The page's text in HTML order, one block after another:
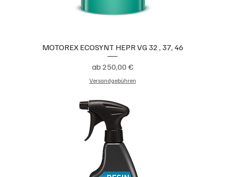
MOTOREX ECOSYNT HEPR VG 32 , 37, 46
ab 250,00 €
Sale-Preis
Versandgebühren